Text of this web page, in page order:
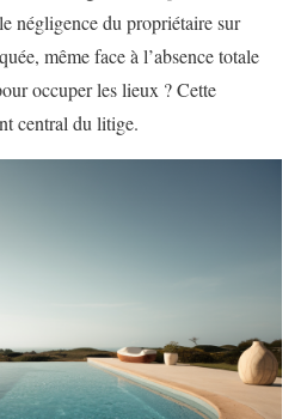
négligence du propriétaire sur
même face à l’absence totale
occuper les lieux ? Cette
central du litige.